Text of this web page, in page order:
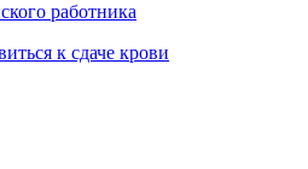
работника
к сдаче крови